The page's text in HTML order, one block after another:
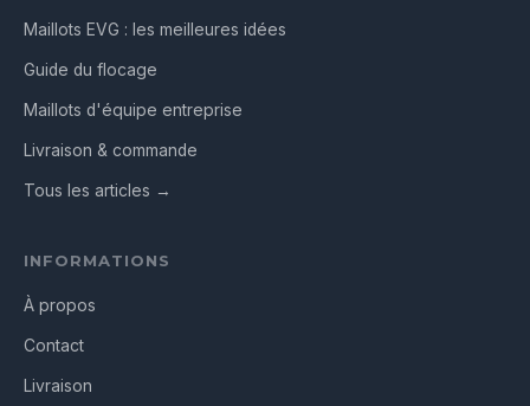
Maillots EVG : les meilleures idées
Guide du flocage
Maillots d'équipe entreprise
Livraison & commande
Tous les articles →
INFORMATIONS
À propos
Contact
Livraison